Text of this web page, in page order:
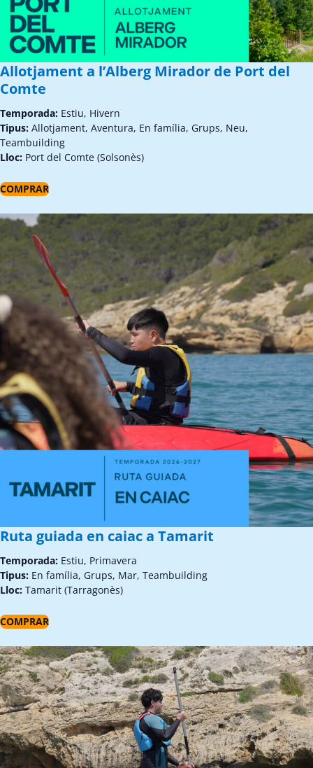
Allotjament a l’Alberg Mirador de Port del
Comte
Temporada: Estiu, Hivern
Tipus: Allotjament, Aventura, En família, Grups, Neu,
Teambuilding
Lloc: Port del Comte (Solsonès)
COMPRAR
Ruta guiada en caiac a Tamarit
Temporada: Estiu, Primavera
Tipus: En família, Grups, Mar, Teambuilding
Lloc: Tamarit (Tarragonès)
COMPRAR